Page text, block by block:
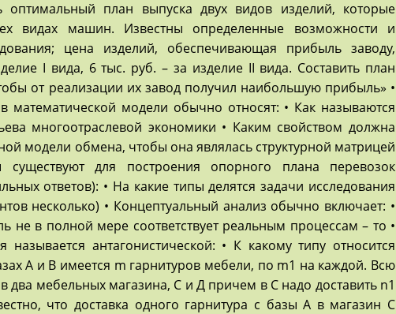
оптимальный план выпуска двух видов изделий, которые
видах машин. Известны определенные возможности и
цена изделий, обеспечивающая прибыль заводу,
I вида, 6 тыс. руб. – за изделие II вида. Составить план
от реализации их завод получил наибольшую прибыль» •
математической модели обычно относят: • Как называются
многоотраслевой экономики • Каким свойством должна
модели обмена, чтобы она являлась структурной матрицей
для построения опорного плана перевозок
ответов): • На какие типы делятся задачи исследования
несколько) • Концептуальный анализ обычно включает: •
не в полной мере соответствует реальным процессам – то •
называется антагонистической: • К какому типу относится
А и В имеется m гарнитуров мебели, по m1 на каждой. Всю
два мебельных магазина, С и Д причем в С надо доставить n1
что доставка одного гарнитура с базы А в магазин С